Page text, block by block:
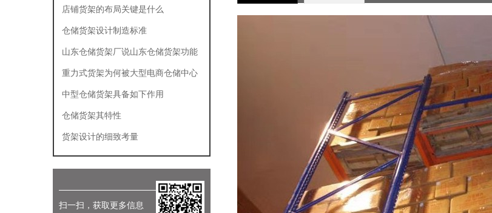
店铺货架的布局关键是什么
仓储货架设计制造标准
山东仓储货架厂说山东仓储货架功能
有哪些
重力式货架为何被大型电商仓储中心
使用
中型仓储货架具备如下作用
仓储货架其特性
货架设计的细致考量
扫一扫，获取更多信息